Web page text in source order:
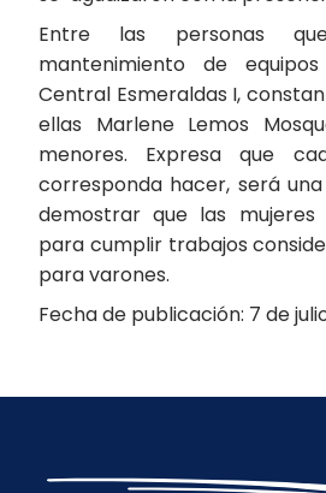
Entre las personas
mantenimiento de
Central Esmeraldas I,
ellas Marlene Lemos
menores. Expresa que
corresponda hacer, será
demostrar que las mujeres
para cumplir trabajos
para varones.
Fecha de publicación: 7 de